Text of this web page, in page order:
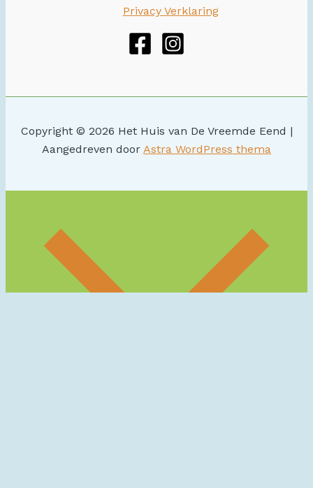
Privacy Verklaring
Copyright © 2026 Het Huis van De Vreemde Eend |
Aangedreven door Astra WordPress thema